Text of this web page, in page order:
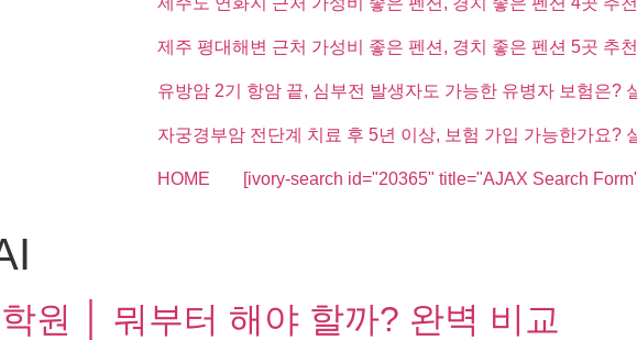
제주 평대해변 근처 가성비 좋은 펜션, 경치 좋은 펜션 5곳 추천
유방암 2기 항암 끝, 심부전 발생자도 가능한 유병자 보험은?
자궁경부암 전단계 치료 후 5년 이상, 보험 가입 가능한가요?
HOME [ivory-search id="20365" title="AJAX Search
원 │ 뭐부터 해야 할까? 완벽 비교